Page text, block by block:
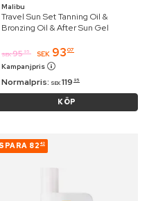
Malibu
Travel Sun Set Tanning Oil &
Bronzing Oil & After Sun Gel
SEK 95 95 SEK 93 07
Kampanjpris
Normalpris: SEK 119 95
KÖP
SPARA 82 42